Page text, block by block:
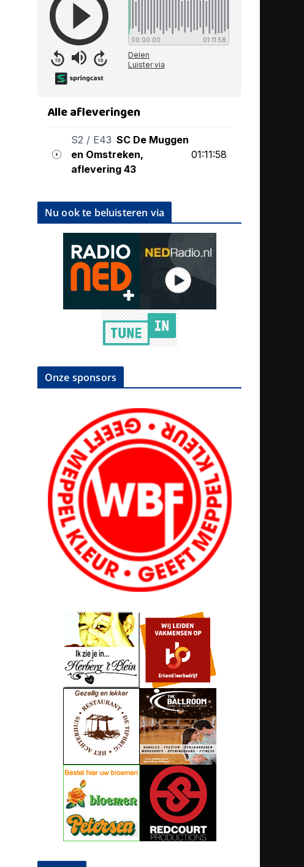
Nu ook te beluisteren via
Onze sponsors